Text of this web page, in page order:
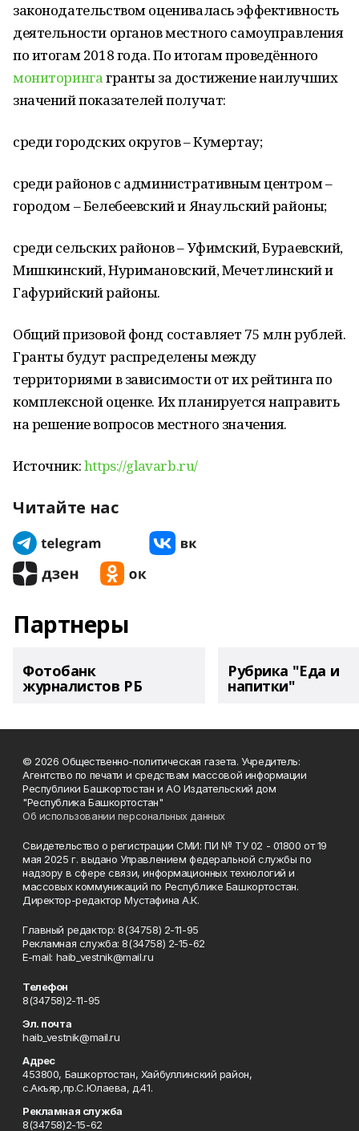
законодательством оценивалась эффективность
деятельности органов местного самоуправления
по итогам 2018 года. По итогам проведённого
мониторингагранты за достижение наилучших
значений показателей получат:
среди городских округов – Кумертау;
среди районов с административным центром –
городом – Белебеевский и Янаульский районы;
среди сельских районов – Уфимский, Бураевский,
Мишкинский, Нуримановский, Мечетлинский и
Гафурийский районы.
Общий призовой фонд составляет 75 млн рублей.
Гранты будут распределены между
территориями в зависимости от их рейтинга по
комплексной оценке. Их планируется направить
на решение вопросов местного значения.
Источник:https://glavarb.ru/
Читайте нас
Партнеры
Фотобанк
журналистов РБ
Рубрика "Еда и
напитки"
© 2026 Общественно-политическая газета. Учредитель:
Агентство по печати и средствам массовой информации
Республики Башкортостан и АО Издательский дом
"Республика Башкортостан"
Об использовании персональных данных
Свидетельство о регистрации СМИ: ПИ № ТУ 02 - 01800 от 19
мая 2025 г. выдано Управлением федеральной службы по
надзору в сфере связи, информационных технологий и
массовых коммуникаций по Республике Башкортостан.
Директор-редактор Мустафина А.К.
Главный редактор: 8(34758) 2-11-95
Рекламная служба: 8(34758) 2-15-62
Е-mаil: haib_vestnik@mail.ru
Телефон
8(34758)2-11-95
Эл. почта
haib_vestnik@mail.ru
Адрес
453800, Башкортостан, Хайбуллинский район,
с.Акъяр,пр.С.Юлаева, д.41.
Рекламная служба
8(34758)2-15-62